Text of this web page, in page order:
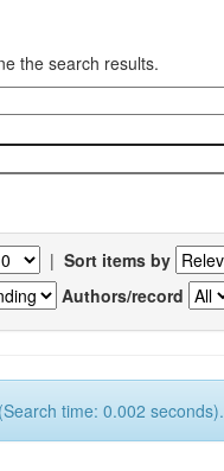
the search results.
| Sort items by
Authors/record
time: 0.002 seconds).